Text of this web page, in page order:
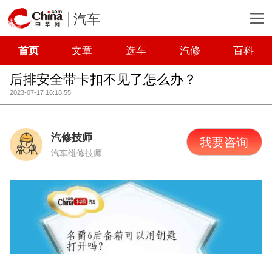
汽车
首页 文章 选车 汽修 百科
后排安全带卡扣不见了怎么办？
2023-07-17 16:18:55
汽修技师
汽车维修技师
我要咨询